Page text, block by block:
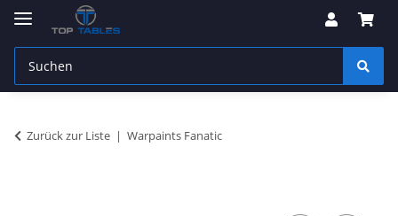
Zurück zur Liste Warpaints Fanatic